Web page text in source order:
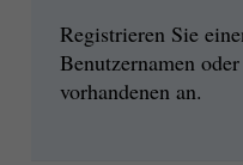
Registrieren Sie
Benutzernamen
vorhandenen an.